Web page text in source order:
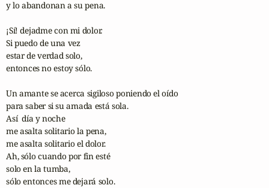
y lo abandonan a su pena.
¡Sí! dejadme con mi dolor.
Si puedo de una vez
estar de verdad solo,
entonces no estoy sólo.
Un amante se acerca sigiloso poniendo el oído
para saber si su amada está sola.
Así  día y noche
me asalta solitario la pena,
me asalta solitario el dolor.
Ah, sólo cuando por fin esté
solo en la tumba,
sólo entonces me dejará solo.